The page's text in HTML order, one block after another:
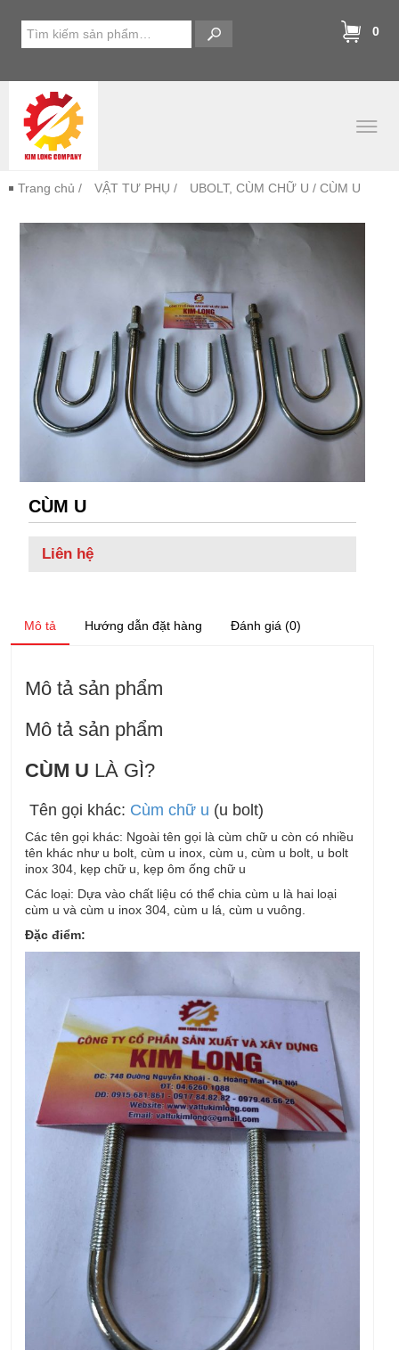
0
Trang chủ / VẬT TƯ PHỤ / UBOLT, CÙM CHỮ U / CÙM U
CÙM U
Liên hệ
Mô tả Hướng dẫn đặt hàng Đánh giá (0)
Mô tả sản phẩm
Mô tả sản phẩm
CÙM U LÀ GÌ?
Tên gọi khác: Cùm chữ u (u bolt)
Các tên gọi khác: Ngoài tên gọi là cùm chữ u còn có nhiều
tên khác như u bolt, cùm u inox, cùm u, cùm u bolt, u bolt
inox 304, kẹp chữ u, kẹp ôm ống chữ u
Các loại: Dựa vào chất liệu có thể chia cùm u là hai loại
cùm u và cùm u inox 304, cùm u lá, cùm u vuông.
Đặc điểm: